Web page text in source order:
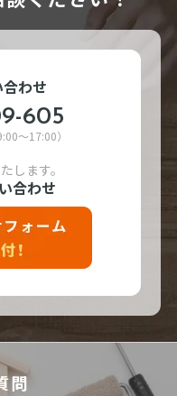
わせ
605
～17:00）
します。
合わせ
問